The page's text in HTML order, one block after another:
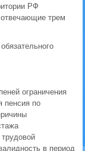
РФ
отвечающие трем
ограничения
пенсия по
в период